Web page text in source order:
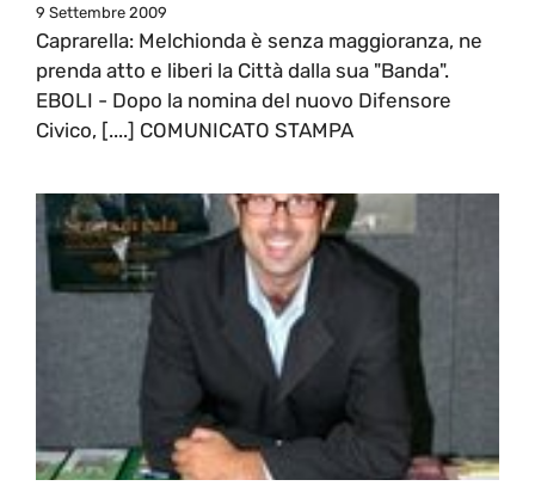
9 Settembre 2009
Caprarella: Melchionda è senza maggioranza, ne
prenda atto e liberi la Città dalla sua "Banda".
EBOLI - Dopo la nomina del nuovo Difensore
Civico, [....] COMUNICATO STAMPA